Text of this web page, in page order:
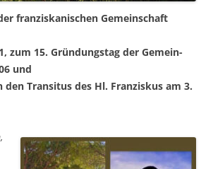
fran­zis­ka­ni­schen Gemein­schaft
zum 15. Grün­dungs­tag der Gemein­
und
Tran­si­tus des Hl. Fran­zis­kus am 3.